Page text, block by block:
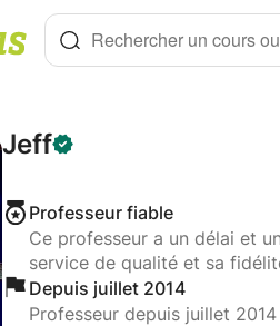
Rechercher un cours
Jeff
Professeur fiable
Ce professeur a un délai et
service de qualité et sa
Depuis juillet 2014
Professeur depuis juillet 2014